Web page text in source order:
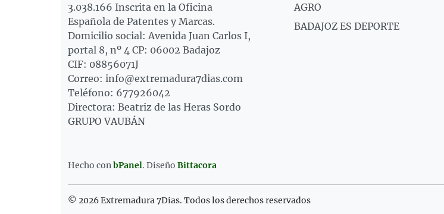
3.038.166 Inscrita en la Oficina
Española de Patentes y Marcas.
Domicilio social: Avenida Juan Carlos I,
portal 8, nº 4 CP: 06002 Badajoz
CIF: 08856071J
Correo: info@extremadura7dias.com
Teléfono: 677926042
Directora: Beatriz de las Heras Sordo
GRUPO VAUBÁN
AGRO
BADAJOZ ES DEPORTE
Hecho conbPanel. Diseño Bittacora
© 2026 Extremadura 7Dias. Todos los derechos reservados